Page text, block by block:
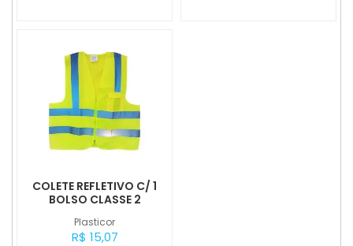
Plasticor
COLETE REFLETIVO C/ 1
BOLSO CLASSE 2
R$ 15,07